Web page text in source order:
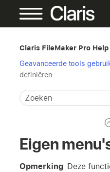
Claris FileMaker Pro Help
Geavanceerde tools
definiëren
Eigen
Opmerking Deze